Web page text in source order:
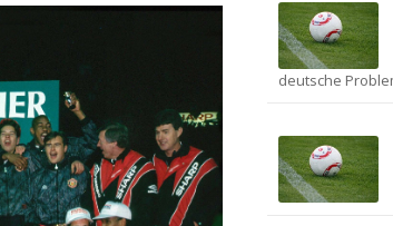
deutsche